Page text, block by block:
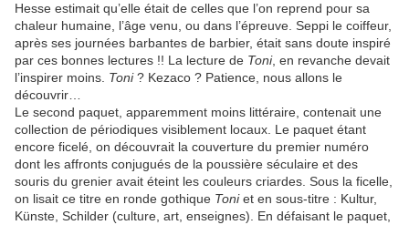
Hesse estimait qu’elle était de celles que l’on reprend pour sa
chaleur humaine, l’âge venu, ou dans l’épreuve. Seppi le coiffeur,
après ses journées barbantes de barbier, était sans doute inspiré
par ces bonnes lectures !! La lecture de Toni, en revanche devait
l’inspirer moins. Toni? Kezaco ? Patience, nous allons le
découvrir…
Le second paquet, apparemment moins littéraire, contenait une
collection de périodiques visiblement locaux. Le paquet étant
encore ficelé, on découvrait la couverture du premier numéro
dont les affronts conjugués de la poussière séculaire et des
souris du grenier avait éteint les couleurs criardes. Sous la ficelle,
on lisait ce titre en ronde gothique Toniet en sous-titre : Kultur,
Künste, Schilder (culture, art, enseignes). En défaisant le paquet,